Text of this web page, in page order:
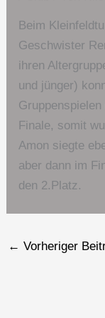
Beim
Geschwister
ihren
und jünger)
Finale, somit
Amon siegte
aber dann im
den 2.Platz.
← Vorheriger